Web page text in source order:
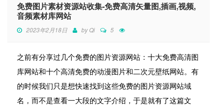
免费图片素材资源站收集-免费高清矢量图,插画,视频,
音频素材库网站
2023年2月18日 byQi 5
之前有分享过几个免费的图片资源网站：十大免费高清图
库网站和十个高清免费的动漫图片和二次元壁纸网站。有
的时候我们只是想快速找到这些免费的图片资源网站域
名，而不是查看一大段的文字介绍，于是就有了这篇文